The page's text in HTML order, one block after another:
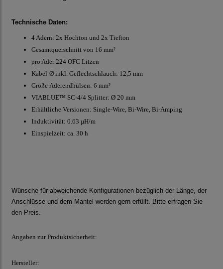
Technische Daten:
4 Adern: 2x Hochton und 2x Tiefton
Gesamtquerschnitt von 16 mm²
pro Ader 224 OFC Litzen
Kabel-Ø inkl. Geflechtschlauch: 12,5 mm
Größe Aderendhülsen: 6 mm²
VIABLUE™ SC-4/4 Splitter: Ø 20 mm
Erhältliche Versionen: Single-Wire, Bi-Wire, Bi-Amping
Induktivität: 0.63 µH/m
Einspielzeit: ca. 30 h
Wünsche für abweichende Konfigurationen bezüglich der Länge, der
Anschlüsse und dem Mantel werden gern erfüllt. Bitte erfragen Sie
den Preis.
Angaben zur Produktsicherheit:
Hersteller: